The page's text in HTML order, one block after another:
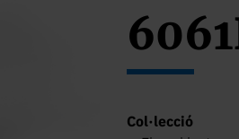
Col·lecció